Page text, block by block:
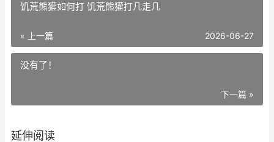
饥荒熊獾如何打 饥荒熊獾打几走几
« 上一篇 2026-06-27
没有了！
下一篇 »
延伸阅读